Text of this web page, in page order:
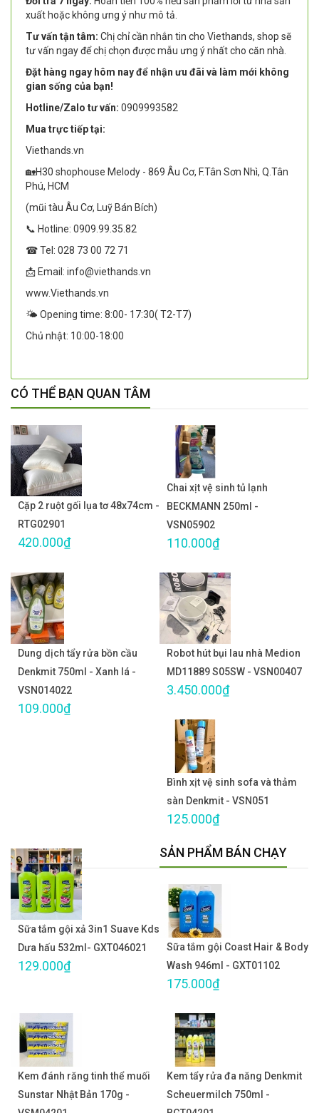
xuất hoặc không ưng ý như mô tả.
Tư vấn tận tâm: Chị chỉ cần nhắn tin cho Viethands, shop sẽ
tư vấn ngay để chị chọn được mẫu ưng ý nhất cho căn nhà.
Đặt hàng ngay hôm nay để nhận ưu đãi và làm mới không
gian sống của bạn!
Hotline/Zalo tư vấn: 0909993582
Mua trực tiếp tại:
Viethands.vn
🏡H30 shophouse Melody - 869 Âu Cơ, F.Tân Sơn Nhì, Q.Tân
Phú, HCM
(mũi tàu Âu Cơ, Luỹ Bán Bích)
📞 Hotline: 0909.99.35.82
☎ Tel: 028 73 00 72 71
📩 Email: info@viethands.vn
www.Viethands.vn
🌤️ Opening time: 8:00- 17:30( T2-T7)
Chủ nhật: 10:00-18:00
CÓ THỂ BẠN QUAN TÂM
Cặp 2 ruột gối lụa tơ 48x74cm -
RTG02901
420.000₫
Chai xịt vệ sinh tủ lạnh
BECKMANN 250ml -
VSN05902
110.000₫
Dung dịch tẩy rửa bồn cầu
Denkmit 750ml - Xanh lá -
VSN014022
109.000₫
Robot hút bụi lau nhà Medion
MD11889 S05SW - VSN00407
3.450.000₫
Bình xịt vệ sinh sofa và thảm
sàn Denkmit - VSN051
125.000₫
Sữa tắm gội xả 3in1 Suave Kds
Dưa hấu 532ml- GXT046021
129.000₫
SẢN PHẨM BÁN CHẠY
Sữa tắm gội Coast Hair & Body
Wash 946ml - GXT01102
175.000₫
Kem đánh răng tinh thể muối
Sunstar Nhật Bản 170g -
Kem tẩy rửa đa năng Denkmit
Scheuermilch 750ml -